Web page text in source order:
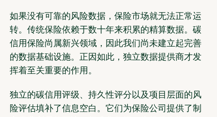
如果没有可靠的风险数据，保险市场就无法正常运
转。传统保险依赖于数十年来积累的精算数据。碳
信用保险尚属新兴领域，因此我们尚未建立起完善
的数据基础设施。正因如此，独立数据提供商才发
挥着至关重要的作用。
独立的碳信用评级、持久性评分以及项目层面的风
险评估填补了信息空白。它们为保险公司提供了制